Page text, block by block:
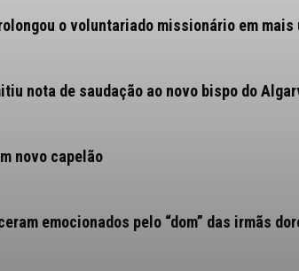
o voluntariado missionário em mais
nota de saudação ao novo bispo do
novo capelão
emocionados pelo “dom” das irmãs